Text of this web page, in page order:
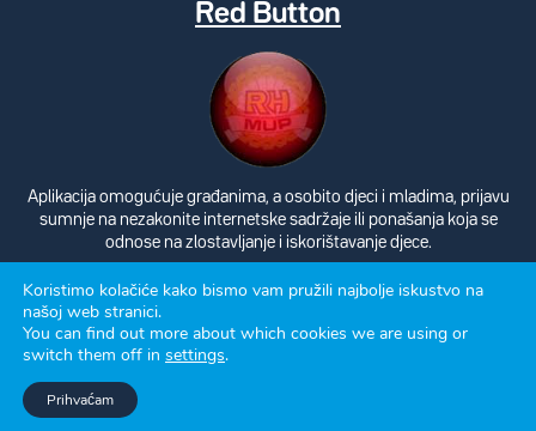
Red Button
Aplikacija omogućuje građanima, a osobito djeci i mladima, prijavu
sumnje na nezakonite internetske sadržaje ili ponašanja koja se
odnose na zlostavljanje i iskorištavanje djece.
Koristimo kolačiće kako bismo vam pružili najbolje iskustvo na
našoj web stranici.
You can find out more about which cookies we are using or
switch them off in settings.
Prihvaćam